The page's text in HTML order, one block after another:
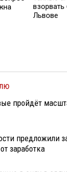
Львове
пройдёт
предложили
заработка